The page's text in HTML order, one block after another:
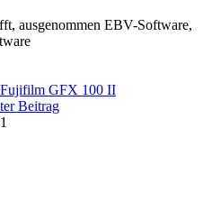
ausgenommen EBV-Software,
GFX 100 II
Beitrag